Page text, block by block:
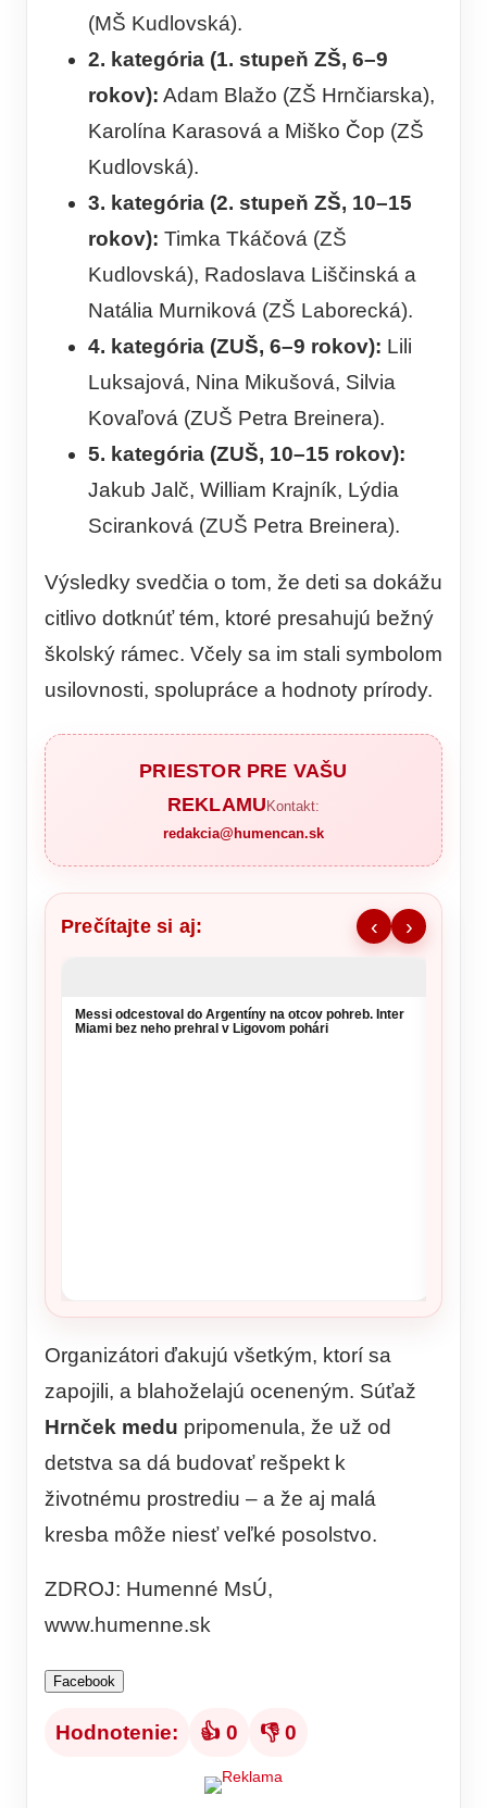
(MŠ Kudlovská).
2. kategória (1. stupeň ZŠ, 6–9
rokov): Adam Blažo (ZŠ Hrnčiarska),
Karolína Karasová a Miško Čop (ZŠ
Kudlovská).
3. kategória (2. stupeň ZŠ, 10–15
rokov): Timka Tkáčová (ZŠ
Kudlovská), Radoslava Liščinská a
Natália Murniková (ZŠ Laborecká).
4. kategória (ZUŠ, 6–9 rokov): Lili
Luksajová, Nina Mikušová, Silvia
Kovaľová (ZUŠ Petra Breinera).
5. kategória (ZUŠ, 10–15 rokov):
Jakub Jalč, William Krajník, Lýdia
Sciranková (ZUŠ Petra Breinera).
Výsledky svedčia o tom, že deti sa dokážu
citlivo dotknúť tém, ktoré presahujú bežný
školský rámec. Včely sa im stali symbolom
usilovnosti, spolupráce a hodnoty prírody.
PRIESTOR PRE VAŠU
REKLAMU Kontakt:
redakcia@humencan.sk
Prečítajte si aj: ‹ ›
Messi odcestoval do Argentíny na otcov pohreb. Inter
Miami bez neho prehral v Ligovom pohári
Organizátori ďakujú všetkým, ktorí sa
zapojili, a blahoželajú oceneným. Súťaž
Hrnček medu pripomenula, že už od
detstva sa dá budovať rešpekt k
životnému prostrediu – a že aj malá
kresba môže niesť veľké posolstvo.
ZDROJ: Humenné MsÚ,
www.humenne.sk
Facebook
Hodnotenie: 👍 0 👎 0